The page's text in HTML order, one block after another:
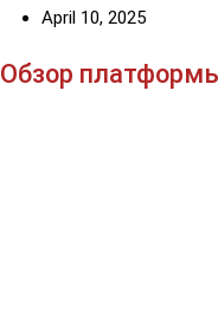
April 10, 2025
Обзор